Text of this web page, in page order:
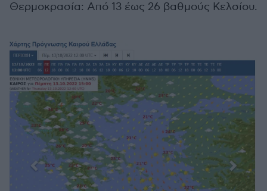
Θερμοκρασία: Από 13 έως 26 βαθμούς Κελσίου.